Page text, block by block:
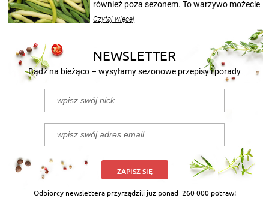
również poza sezonem. To warzywo możecie
nasze propozycje!
Czytaj więcej
NEWSLETTER
Bądź na bieżąco – wysyłamy sezonowe przepisy i porady
ZAPISZ SIĘ
Odbiorcy newslettera przyrządzili już ponad 260 000 potraw!